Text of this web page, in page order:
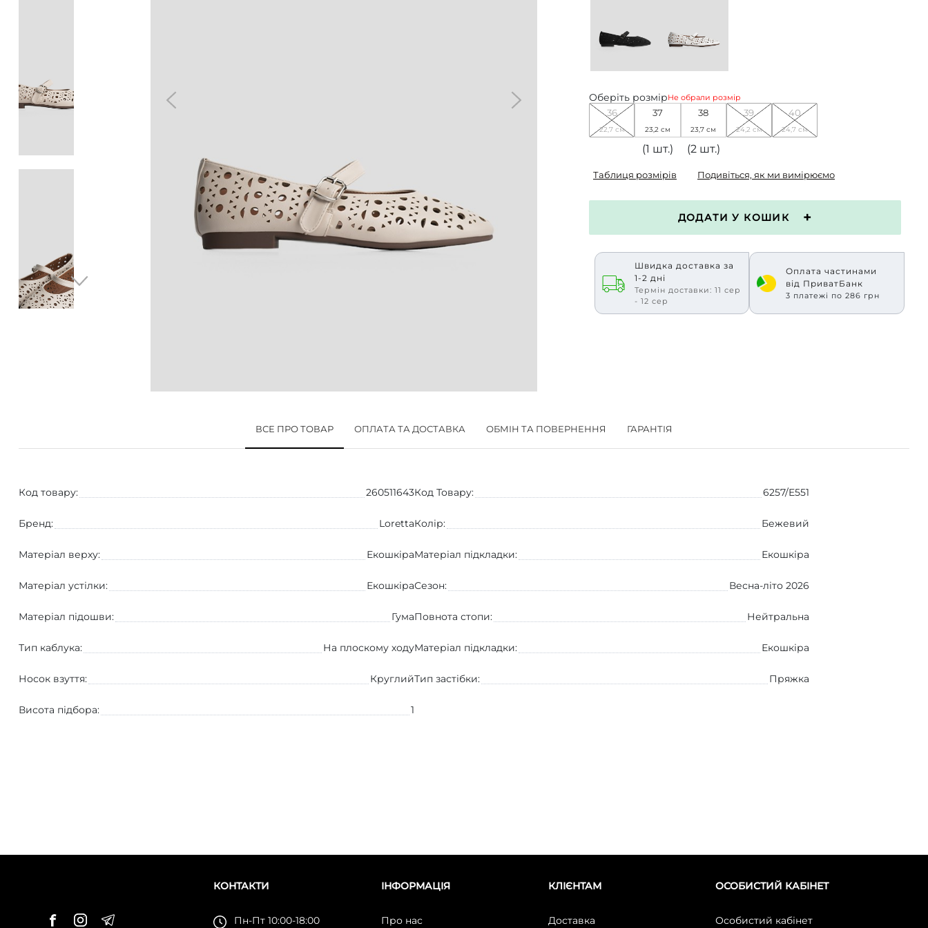
Оберіть розмірНе обрали розмір
36
22,7 см
37
23,2 см
(1 шт.)
38
23,7 см
(2 шт.)
39
24,2 см
40
24,7 см
Таблиця розмірів Подивіться, як ми вимірюємо
ДОДАТИ У КОШИК
Швидка доставка за
1-2 дні
Термін доставки: 11 сер
- 12 сер
Оплата частинами
від ПриватБанк
3 платежі по 286 грн
ВСЕ ПРО ТОВАР ОПЛАТА ТА ДОСТАВКА ОБМІН ТА ПОВЕРНЕННЯ ГАРАНТІЯ
Код товару: 260511643Код Товару: 6257/E551
Бренд: LorettaКолір: Бежевий
Матеріал верху: ЕкошкіраМатеріал підкладки: Екошкіра
Матеріал устілки: ЕкошкіраСезон: Весна-літо 2026
Матеріал підошви: ГумаПовнота стопи: Нейтральна
Тип каблука: На плоскому ходуМатеріал підкладки: Екошкіра
Носок взуття: КруглийТип застібки: Пряжка
Висота підбора: 1
КОНТАКТИ
Пн-Пт 10:00-18:00
ІНФОРМАЦІЯ
Про нас
КЛІЄНТАМ
Доставка
ОСОБИСТИЙ КАБІНЕТ
Особистий кабінет